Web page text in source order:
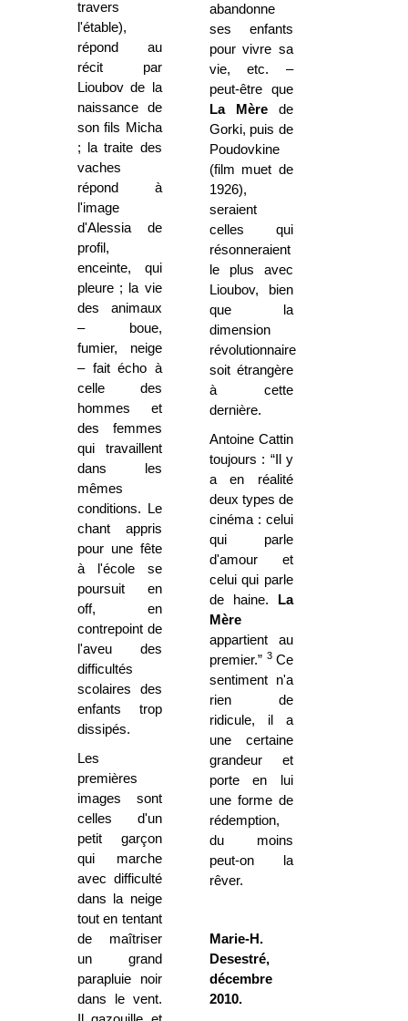
travers
l'étable),
répond au
récit par
Lioubov de la
naissance de
son fils Micha
; la traite des
vaches
répond à
l'image
d'Alessia de
profil,
enceinte, qui
pleure ; la vie
des animaux
– boue,
fumier, neige
– fait écho à
celle des
hommes et
des femmes
qui travaillent
dans les
mêmes
conditions. Le
chant appris
pour une fête
à l'école se
poursuit en
off, en
contrepoint de
l'aveu des
difficultés
scolaires des
enfants trop
dissipés.
Les
premières
images sont
celles d'un
petit garçon
qui marche
avec difficulté
dans la neige
tout en tentant
de maîtriser
un grand
parapluie noir
dans le vent.
abandonne
ses enfants
pour vivre sa
vie, etc. –
peut-être que
La Mèrede
Gorki, puis de
Poudovkine
(film muet de
1926),
seraient
celles qui
résonneraient
le plus avec
Lioubov, bien
que la
dimension
révolutionnaire
soit étrangère
à cette
dernière.
Antoine Cattin
toujours : “Il y
a en réalité
deux types de
cinéma : celui
qui parle
d'amour et
celui qui parle
de haine. La
Mère
appartient au
premier.” 3 Ce
sentiment n'a
rien de
ridicule, il a
une certaine
grandeur et
porte en lui
une forme de
rédemption,
du moins
peut-on la
rêver.
Marie-H.
Desestré,
décembre
2010.